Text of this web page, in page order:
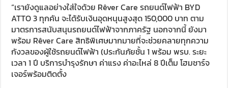
“เรายังดูแลอย่างใส่ใจด้วย Rêver Care รถยนต์ไฟฟ้า BYD
ATTO 3 ทุกคัน จะได้รับเงินอุดหนุนสูงสุด 150,000 บาท ตาม
มาตรการสนับสนุนรถยนต์ไฟฟ้าจากภาครัฐ นอกจากนี้ ยังมา
พร้อม Rêver Care สิทธิพิเศษมากมายที่จะช่วยคลายทุกความ
กังวลของผู้ใช้รถยนต์ไฟฟ้า (ประกันภัยชั้น 1 พร้อม พรบ. ระยะ
เวลา 1 ปี บริการบำรุงรักษา ค่าแรง ค่าอะไหล่ 8 ปีเต็ม โฮมชาร์จ
เจอร์พร้อมติดตั้ง